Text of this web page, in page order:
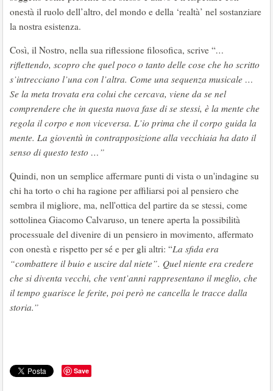
onestà il ruolo dell’altro, del mondo e della ‘realtà’ nel sostanziare
la nostra esistenza.
Così, il Nostro, nella sua riflessione filosofica, scrive “…
riflettendo, scopro che quel poco o tanto delle cose che ho scritto
s’intrecciano l’una con l’altra. Come una sequenza musicale …
Se la meta trovata era colui che cercava, viene da se nel
comprendere che in questa nuova fase di se stessi, è la mente che
regola il corpo e non viceversa. L’io prima che il corpo guida la
mente. La gioventù in contrapposizione alla vecchiaia ha dato il
senso di questo testo …”
Quindi, non un semplice affermare punti di vista o un'indagine su
chi ha torto o chi ha ragione per affiliarsi poi al pensiero che
sembra il migliore, ma, nell'ottica del partire da se stessi, come
sottolinea Giacomo Calvaruso, un tenere aperta la possibilità
processuale del divenire di un pensiero in movimento, affermato
con onestà e rispetto per sé e per gli altri: “La sfida era
“combattere il buio e uscire dal niete”. Quel niente era credere
che si diventa vecchi, che vent’anni rappresentano il meglio, che
il tempo guarisce le ferite, poi però ne cancella le tracce dalla
storia.”
Save